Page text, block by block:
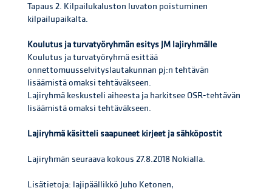
Tapaus 2. Kilpailukaluston luvaton poistuminen
kilpailupaikalta.
Koulutus ja turvatyöryhmän esitys JM lajiryhmälle
Koulutus ja turvatyöryhmä esittää
onnettomuusselvityslautakunnan pj:n tehtävän
lisäämistä omaksi tehtäväkseen.
Lajiryhmä keskusteli aiheesta ja harkitsee OSR-tehtävän
lisäämistä omaksi tehtäväkseen.
Lajiryhmä käsitteli saapuneet kirjeet ja sähköpostit
Lajiryhmän seuraava kokous 27.8.2018 Nokialla.
Lisätietoja: lajipäällikkö Juho Ketonen,